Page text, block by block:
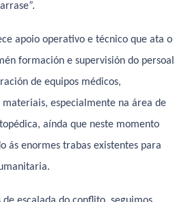
apoio operativo e técnico que ata o
formación e supervisión do persoal
de equipos médicos,
especialmente na área de
aínda que neste momento
ás enormes trabas existentes para